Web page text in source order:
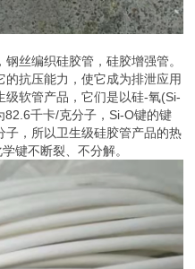
丝编织硅胶管，硅胶增强管。
抗压能力，使它成为排泄应用
软管产品，它们是以硅-氧(Si-
千卡/克分子，Si-O键的键
，所以卫生级硅胶管产品的热
键不断裂、不分解。